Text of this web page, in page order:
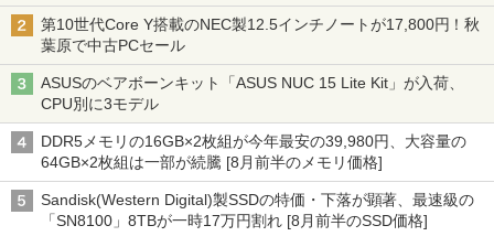
型モニターが9,801円、暑さ指数連動セール ほか
第10世代Core Y搭載のNEC製12.5インチノートが17,800円！秋
葉原で中古PCセール
ASUSのベアボーンキット「ASUS NUC 15 Lite Kit」が入荷、
CPU別に3モデル
DDR5メモリの16GB×2枚組が今年最安の39,980円、大容量の
64GB×2枚組は一部が続騰 [8月前半のメモリ価格]
Sandisk(Western Digital)製SSDの特価・下落が顕著、最速級の
「SN8100」8TBが一時17万円割れ [8月前半のSSD価格]